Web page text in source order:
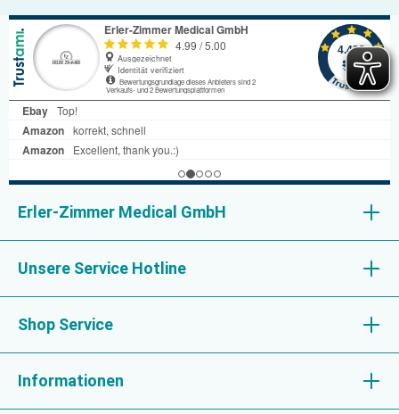
Erler-Zimmer Medical GmbH
Unsere Service Hotline
Shop Service
Informationen